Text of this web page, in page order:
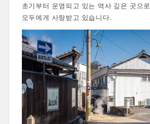
초기부터 운영되고 있는 역사 깊은 곳으
모두에게 사랑받고 있습니다.